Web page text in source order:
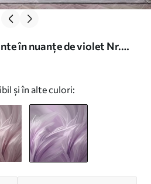
în nuanțe de violet Nr.
și în alte culori: